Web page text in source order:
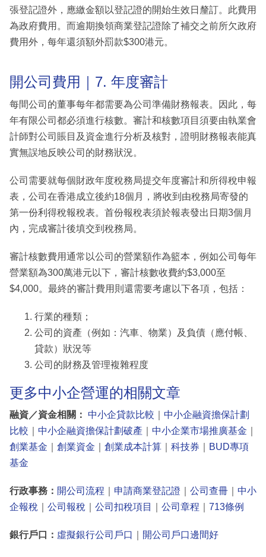
張登記證外，應繳金額以登記證的開始生效日釐訂。此費用
為政府費用。而逾期換領商業登記證除了補交之前所欠政府
費用外，每年還須額外罰款$300港元。
開公司費用｜7. 年度審計
每間公司的董事每年都需要為公司準備財務報表。因此，每
年有限公司都必須進行核數。審計和核數項目須要由執業會
計師對公司賬目及資金進行分析及核對，證明財務報表能真
實無誤地反映公司的財務狀況。
公司需要就每個財政年度稅務局提交年度審計和所得稅申報
表，公司在香港成立後約18個月，將收到由稅務局寄發的
第一份利得稅報稅表。首份報稅表須於報表發出日期3個月
內，完成審計後填交到稅務局。
審計核數費用通常以公司的營業額作為籃本，例如公司每年
營業額為300萬港元以下，審計核數收費約$3,000至
$4,000。最終的審計費用則還需要考慮以下各項，包括：
行業的種類；
公司的資產（例如：汽車、物業）及負債（應付帳、
貸款）狀況等
公司的財務及管理複雜程度
更多中小企營運的相關文章
融資／資金相關： 中小企貸款比較
中小企融資擔保計劃
比較
中小企融資擔保計劃破產 中小企業市場推廣基金
創業基金
創業資金 創業成本計算 科技券
BUD專項
基金
行政事務： 開公司流程 申請商業登記證 公司查冊
中小
企報稅
公司報稅 公司扣稅項目 公司章程 713條例
銀行戶口： 虛擬銀行公司戶口 開公司戶口邊間好